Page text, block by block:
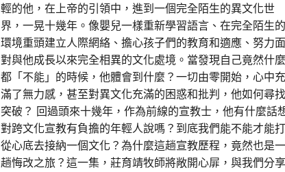
輕的他，在上帝的引領中，進到一個完全陌生的異文化世
界，一晃十幾年。像嬰兒一樣重新學習語言、在完全陌生
環境重頭建立人際網絡、擔心孩子們的教育和適應、努力
對與他成長以來完全相異的文化處境。當發現自己竟然什
都「不能」的時候，他體會到什麼？一切由零開始，心中
滿了無力感，甚至對異文化充滿的困惑和批判，他如何尋
突破？ 回過頭來十幾年，作為前線的宣教士，他有什麼話
對跨文化宣教有負擔的年輕人說嗎？到底我們能不能才能
從心底去接納一個文化？為什麼這趟宣教歷程，竟然也是
趟悔改之旅？這一集，莊育靖牧師將敞開心屝，與我們分